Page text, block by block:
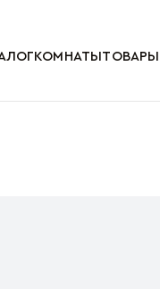
КОМНАТЫ ТОВАРЫ